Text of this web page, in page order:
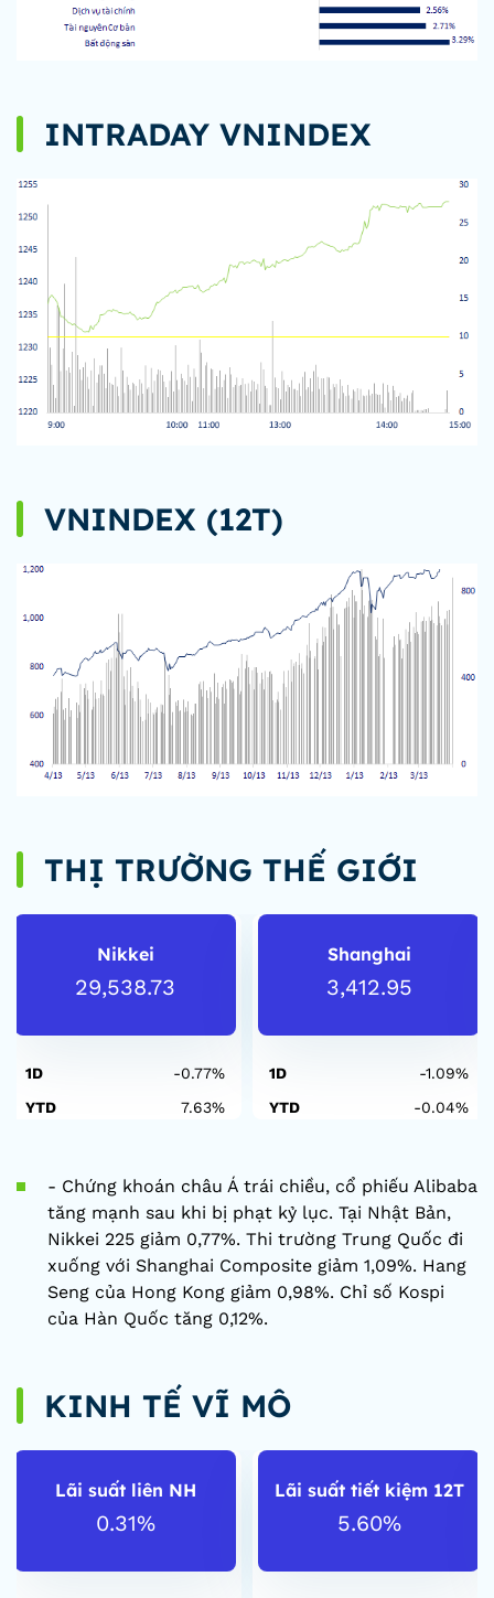
INTRADAY VNINDEX
VNINDEX (12T)
THỊ TRƯỜNG THẾ GIỚI
Nikkei
29,538.73
1D
-0.77%
YTD
7.63%
Shanghai
3,412.95
1D
-1.09%
YTD
-0.04%
- Chứng khoán châu Á trái chiều, cổ phiếu Alibaba
tăng mạnh sau khi bị phạt kỷ lục. Tại Nhật Bản,
Nikkei 225 giảm 0,77%. Thi trường Trung Quốc đi
xuống với Shanghai Composite giảm 1,09%. Hang
Seng của Hong Kong giảm 0,98%. Chỉ số Kospi
của Hàn Quốc tăng 0,12%.
KINH TẾ VĨ MÔ
Lãi suất liên NH
0.31%
Lãi suất tiết kiệm 12T
5.60%